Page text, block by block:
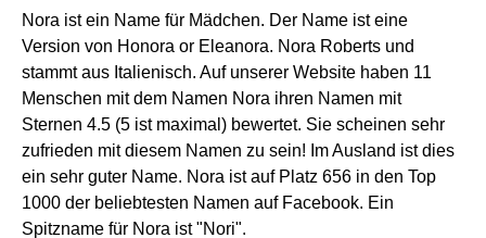
Nora ist ein Name für Mädchen. Der Name ist eine
Version von Honora or Eleanora. Nora Roberts und
stammt aus Italienisch. Auf unserer Website haben 11
Menschen mit dem Namen Nora ihren Namen mit
Sternen 4.5 (5 ist maximal) bewertet. Sie scheinen sehr
zufrieden mit diesem Namen zu sein! Im Ausland ist dies
ein sehr guter Name. Nora ist auf Platz 656 in den Top
1000 der beliebtesten Namen auf Facebook. Ein
Spitzname für Nora ist "Nori".